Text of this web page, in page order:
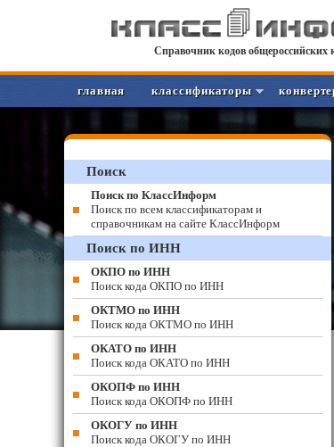
Справочник кодов общероссийских
главная классификаторы
Поиск
Поиск по КлассИнформ
Поиск по всем классификаторам и
справочникам на сайте КлассИнформ
Поиск по ИНН
ОКПО по ИНН
Поиск кода ОКПО по ИНН
ОКТМО по ИНН
Поиск кода ОКТМО по ИНН
ОКАТО по ИНН
Поиск кода ОКАТО по ИНН
ОКОПФ по ИНН
Поиск кода ОКОПФ по ИНН
ОКОГУ по ИНН
Поиск кода ОКОГУ по ИНН